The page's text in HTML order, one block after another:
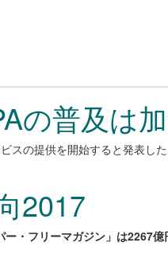
の普及は
スの提供を開始すると発表し
2017
ー・フリーマガジン」は2267